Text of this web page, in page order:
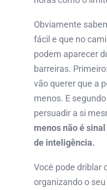
Obviamente
fácil e que no
podem aparecer
barreiras.
vão querer que a
menos. E
persuadir a si
menos não é
de inteligência.
Você pode driblar
organizando o